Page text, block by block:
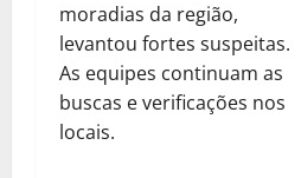
moradias da região,
levantou fortes suspeitas.
As equipes continuam as
buscas e verificações nos
locais.